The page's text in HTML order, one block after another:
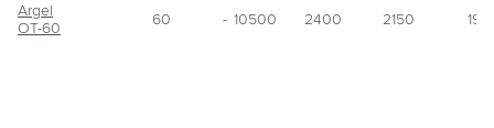
Argel
OT-60
60 - 10500 2400 2150